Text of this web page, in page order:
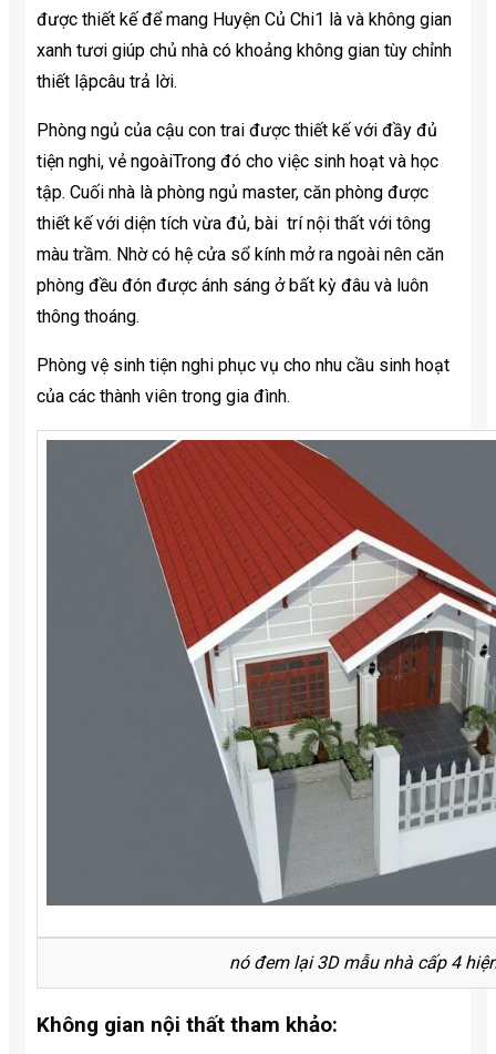
được thiết kế để mang Huyện Củ Chi1 là và không gian
xanh tươi giúp chủ nhà có khoảng không gian tùy chỉnh
thiết lậpcâu trả lời.
Phòng ngủ của cậu con trai được thiết kế với đầy đủ
tiện nghi, vẻ ngoàiTrong đó cho việc sinh hoạt và học
tập. Cuối nhà là phòng ngủ master, căn phòng được
thiết kế với diện tích vừa đủ, bài trí nội thất với tông
màu trầm. Nhờ có hệ cửa sổ kính mở ra ngoài nên căn
phòng đều đón được ánh sáng ở bất kỳ đâu và luôn
thông thoáng.
Phòng vệ sinh tiện nghi phục vụ cho nhu cầu sinh hoạt
của các thành viên trong gia đình.
nó đem lại 3D mẫu nhà cấp 4
Không gian nội thất tham khảo: